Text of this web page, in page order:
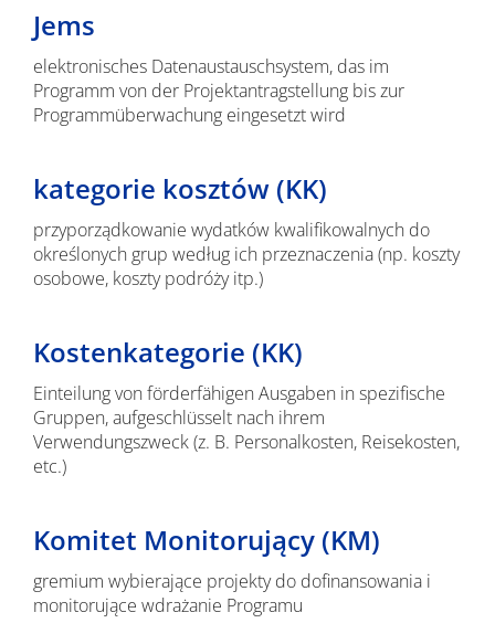
Jems
elektronisches Datenaustauschsystem, das im
Programm von der Projektantragstellung bis zur
Programmüberwachung eingesetzt wird
kategorie kosztów (KK)
przyporządkowanie wydatków kwalifikowalnych do
określonych grup według ich przeznaczenia (np. koszty
osobowe, koszty podróży itp.)
Kostenkategorie (KK)
Einteilung von förderfähigen Ausgaben in spezifische
Gruppen, aufgeschlüsselt nach ihrem
Verwendungszweck (z. B. Personalkosten, Reisekosten,
etc.)
Komitet Monitorujący (KM)
gremium wybierające projekty do dofinansowania i
monitorujące wdrażanie Programu